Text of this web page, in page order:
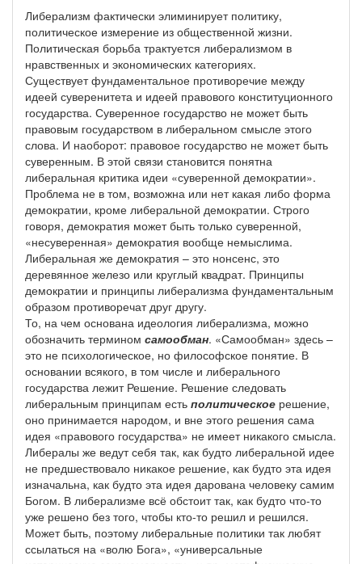
Либерализм фактически элиминирует политику,
политическое измерение из общественной жизни.
Политическая борьба трактуется либерализмом в
нравственных и экономических категориях.
Существует фундаментальное противоречие между
идеей суверенитета и идеей правового конституционного
государства. Суверенное государство не может быть
правовым государством в либеральном смысле этого
слова. И наоборот: правовое государство не может быть
суверенным. В этой связи становится понятна
либеральная критика идеи «суверенной демократии».
Проблема не в том, возможна или нет какая либо форма
демократии, кроме либеральной демократии. Строго
говоря, демократия может быть только суверенной,
«несуверенная» демократия вообще немыслима.
Либеральная же демократия – это нонсенс, это
деревянное железо или круглый квадрат. Принципы
демократии и принципы либерализма фундаментальным
образом противоречат друг другу.
То, на чем основана идеология либерализма, можно
обозначить термином самообман. «Самообман» здесь –
это не психологическое, но философское понятие. В
основании всякого, в том числе и либерального
государства лежит Решение. Решение следовать
либеральным принципам есть политическое решение,
оно принимается народом, и вне этого решения сама
идея «правового государства» не имеет никакого смысла.
Либералы же ведут себя так, как будто либеральной идее
не предшествовало никакое решение, как будто эта идея
изначальна, как будто эта идея дарована человеку самим
Богом. В либерализме всё обстоит так, как будто что-то
уже решено без того, чтобы кто-то решил и решился.
Может быть, поэтому либеральные политики так любят
ссылаться на «волю Бога», «универсальные